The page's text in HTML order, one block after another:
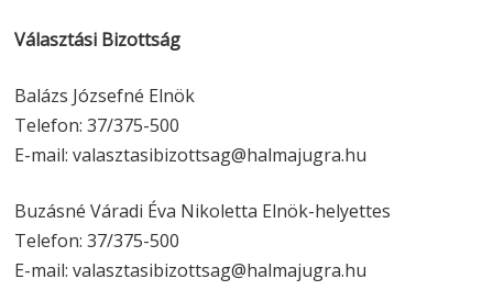
Választási Bizottság
Balázs Józsefné Elnök
Telefon: 37/375-500
E-mail: valasztasibizottsag@halmajugra.hu
Buzásné Váradi Éva Nikoletta Elnök-helyettes
Telefon: 37/375-500
E-mail: valasztasibizottsag@halmajugra.hu